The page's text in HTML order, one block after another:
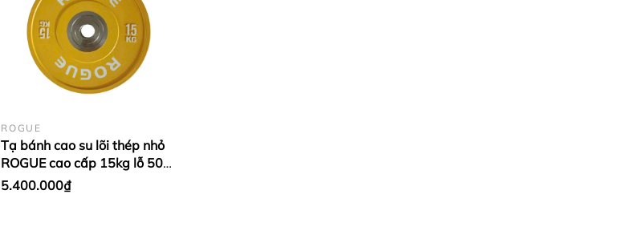
ROGUE
Tạ bánh cao su lõi thép nhỏ
ROGUE cao cấp 15kg lỗ 50
nhập khẩu - Màu Vàng (1
5.400.000₫